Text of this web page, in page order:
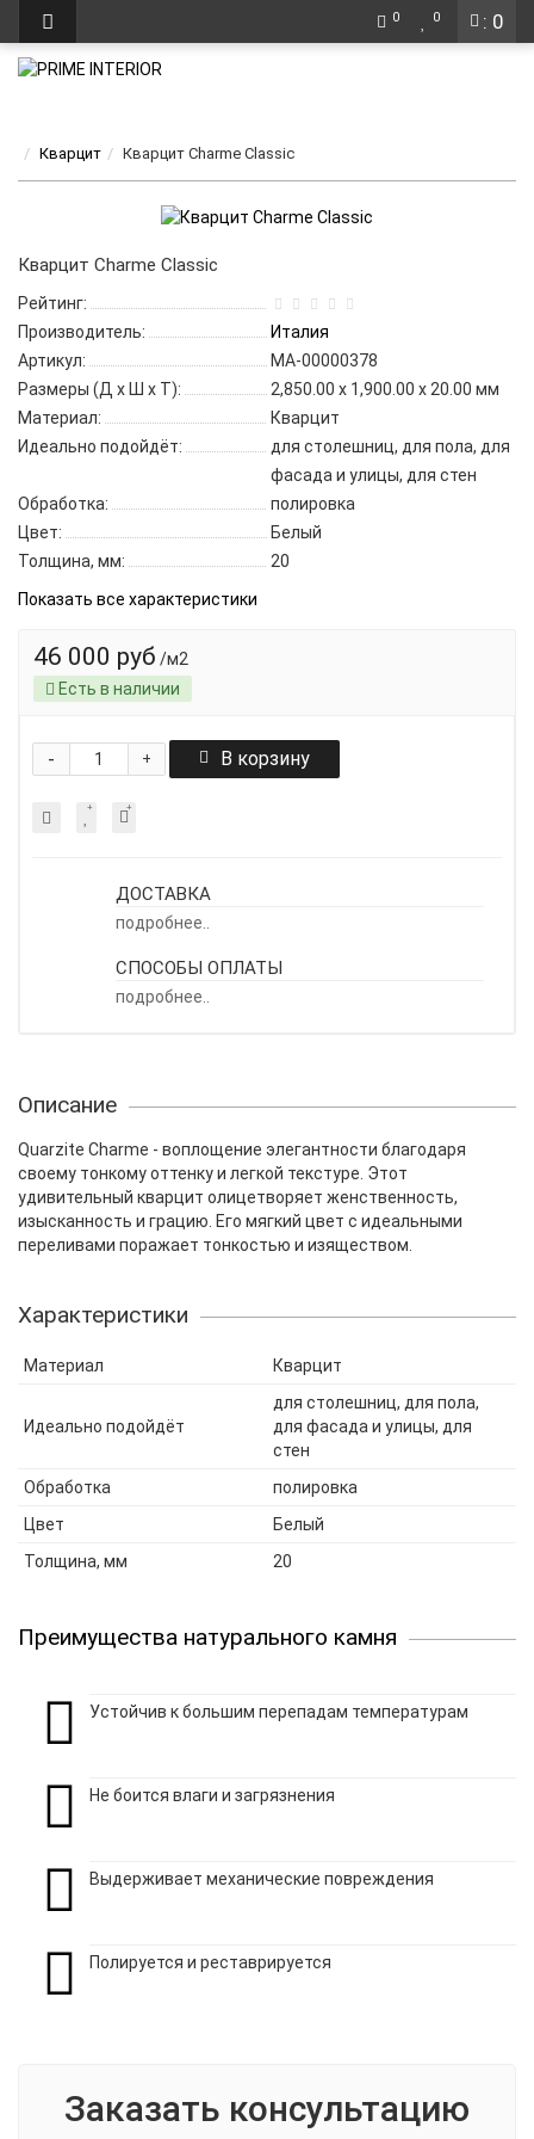
: 0
0 0
Кварцит Кварцит Charme Classic
Кварцит Charme Classic
Рейтинг:
Производитель:
Италия
Артикул:
МА-00000378
Размеры (Д x Ш x Т):
2,850.00 x 1,900.00 x 20.00 мм
Материал:
Кварцит
Идеально подойдёт:
для столешниц, для пола, для
фасада и улицы, для стен
Обработка:
полировка
Цвет:
Белый
Толщина, мм:
20
Показать все характеристики
46 000 руб /м2
Есть в наличии
+
- В корзину
ДОСТАВКА
подробнее..
СПОСОБЫ ОПЛАТЫ
подробнее..
Описание
Quarzite Charme - воплощение элегантности благодаря
своему тонкому оттенку и легкой текстуре. Этот
удивительный кварцит олицетворяет женственность,
изысканность и грацию. Его мягкий цвет с идеальными
переливами поражает тонкостью и изяществом.
Характеристики
Материал Кварцит
Идеально подойдёт
для столешниц, для пола,
для фасада и улицы, для
стен
Обработка
полировка
Цвет
Белый
Толщина, мм
20
Преимущества натурального камня
Устойчив к большим перепадам температурам
Не боится влаги и загрязнения
Выдерживает механические повреждения
Полируется и реставрируется
Заказать консультацию